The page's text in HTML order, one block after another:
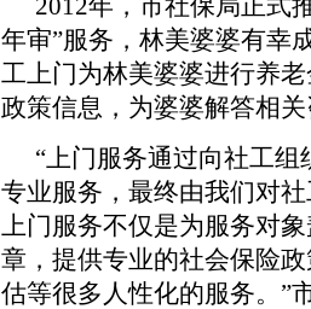
2012年，市社保局正式
年审”服务，林美婆婆有幸
工上门为林美婆婆进行养
政策信息，为婆婆解答相
“上门服务通过向社工
专业服务，最终由我们对
上门服务不仅是为服务对
章，提供专业的社会保险
估等很多人性化的服务。”